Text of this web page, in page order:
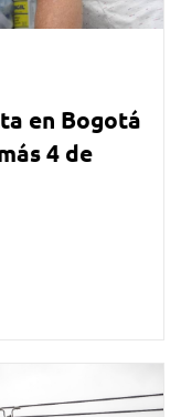
en Bogotá
4 de